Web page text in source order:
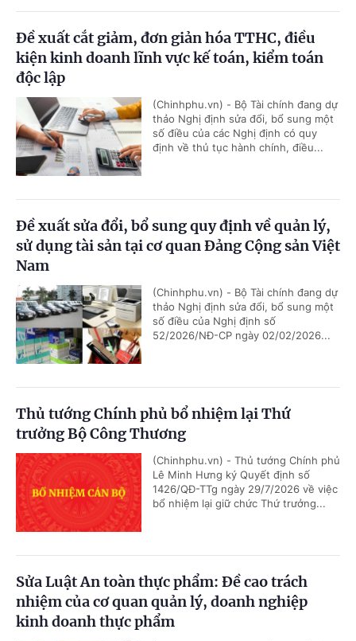
Đề xuất cắt giảm, đơn giản hóa TTHC, điều
kiện kinh doanh lĩnh vực kế toán, kiểm toán
độc lập
(Chinhphu.vn) - Bộ Tài chính đang dự
thảo Nghị định sửa đổi, bổ sung một
số điều của các Nghị định có quy
định về thủ tục hành chính, điều...
Đề xuất sửa đổi, bổ sung quy định về quản lý,
sử dụng tài sản tại cơ quan Đảng Cộng sản Việt
Nam
(Chinhphu.vn) - Bộ Tài chính đang dự
thảo Nghị định sửa đổi, bổ sung một
số điều của Nghị định số
52/2026/NĐ-CP ngày 02/02/2026...
Thủ tướng Chính phủ bổ nhiệm lại Thứ
trưởng Bộ Công Thương
(Chinhphu.vn) - Thủ tướng Chính phủ
Lê Minh Hưng ký Quyết định số
1426/QĐ-TTg ngày 29/7/2026 về việc
bổ nhiệm lại giữ chức Thứ trưởng...
Sửa Luật An toàn thực phẩm: Đề cao trách
nhiệm của cơ quan quản lý, doanh nghiệp
kinh doanh thực phẩm